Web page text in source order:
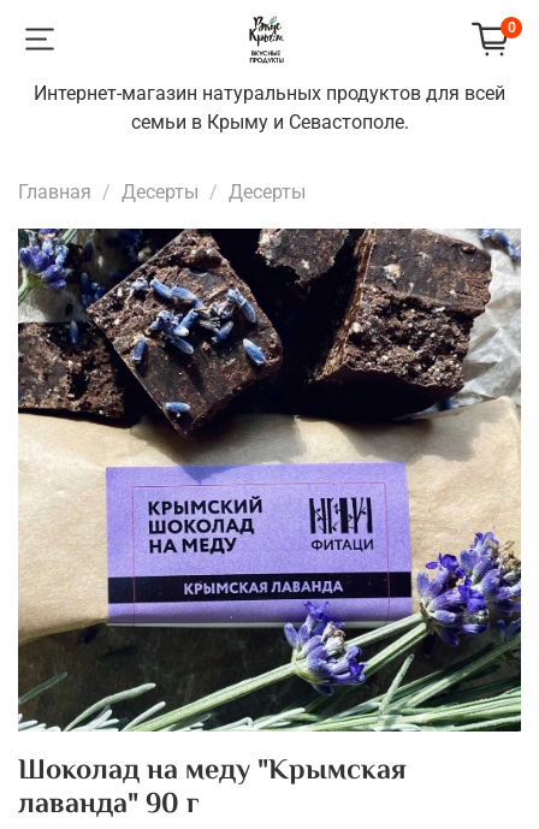
0
Интернет-магазин натуральных продуктов для всей
семьи в Крыму и Севастополе.
Главная Десерты Десерты
Шоколад на меду "Крымская
лаванда" 90 г